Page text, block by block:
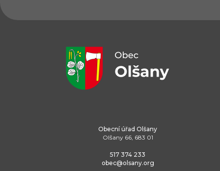
Obecní úřad Olšany
Olšany 66, 683 01
517 374 233
obec@olsany.org